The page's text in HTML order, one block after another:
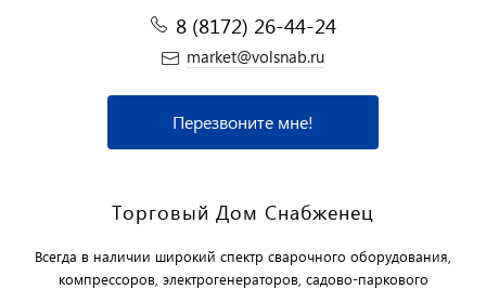
8 (8172) 26-44-24
market@volsnab.ru
Перезвоните мне!
Торговый Дом Снабженец
Всегда в наличии широкий спектр сварочного оборудования,
компрессоров, электрогенераторов, садово-паркового